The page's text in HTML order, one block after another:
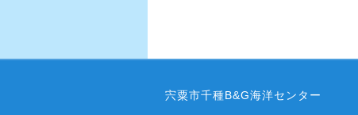
宍粟市千種B&G海洋センター